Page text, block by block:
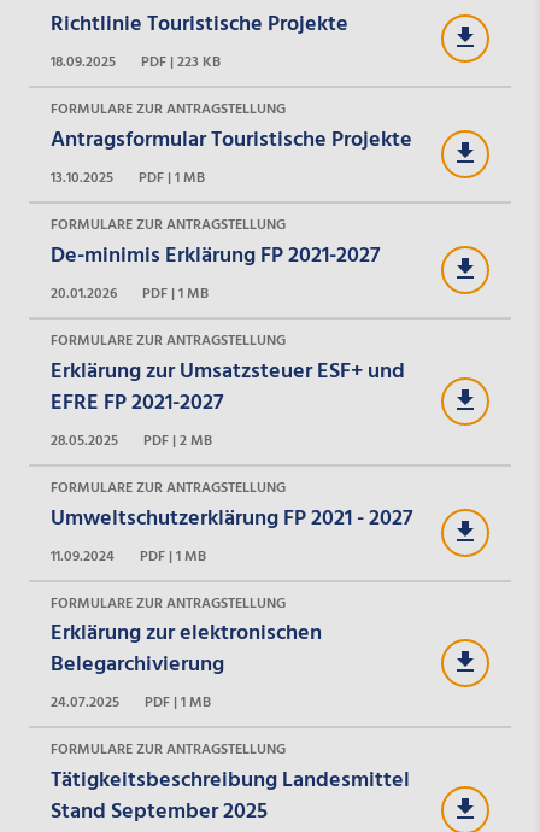
Richtlinie Touristische Projekte
18.09.2025
PDF | 223 KB
FORMULARE ZUR ANTRAGSTELLUNG
Antragsformular Touristische Projekte
13.10.2025
PDF | 1 MB
FORMULARE ZUR ANTRAGSTELLUNG
De-minimis Erklärung FP 2021-2027
20.01.2026
PDF | 1 MB
FORMULARE ZUR ANTRAGSTELLUNG
Erklärung zur Umsatzsteuer ESF+ und
EFRE FP 2021-2027
28.05.2025
PDF | 2 MB
FORMULARE ZUR ANTRAGSTELLUNG
Umweltschutzerklärung FP 2021 - 2027
11.09.2024
PDF | 1 MB
FORMULARE ZUR ANTRAGSTELLUNG
Erklärung zur elektronischen
Belegarchivierung
24.07.2025
PDF | 1 MB
FORMULARE ZUR ANTRAGSTELLUNG
Tätigkeitsbeschreibung Landesmittel
Stand September 2025